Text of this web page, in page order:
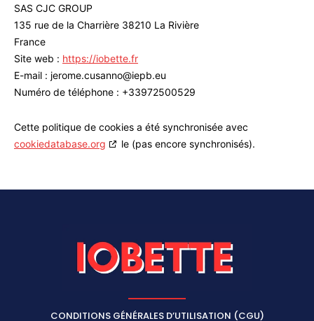
SAS CJC GROUP
135 rue de la Charrière 38210 La Rivière
France
Site web : https://iobette.fr
E-mail : jerome.cusanno@iepb.eu
Numéro de téléphone : +33972500529
Cette politique de cookies a été synchronisée avec
cookiedatabase.org
le (pas encore synchronisés).
CONDITIONS GÉNÉRALES D’UTILISATION (CGU)